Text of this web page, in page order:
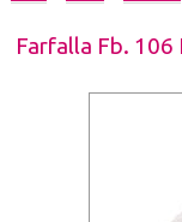
Farfalla Fb. 106